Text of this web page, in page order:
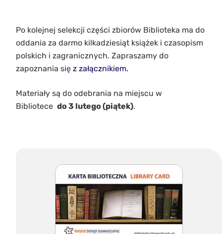
Po kolejnej selekcji części zbiorów Biblioteka ma do
oddania za darmo kilkadziesiąt książek i czasopism
polskich i zagranicznych. Zapraszamy do
zapoznania się z załącznikiem.
Materiały są do odebrania na miejscu w
Bibliotece do 3 lutego (piątek).